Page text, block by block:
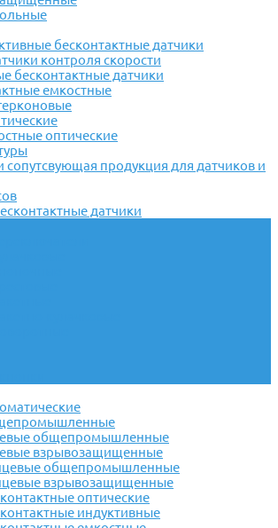
бесконтактные датчики
контроля скорости
бесконтактные датчики
емкостные
оптические
продукция для датчиков и
датчики
общепромышленные
взрывозащищенные
общепромышленные
взрывозащищенные
оптические
индуктивные